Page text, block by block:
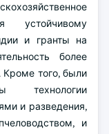
устойчивому
и гранты на
более
Кроме того, были
технологии
и разведения,
и